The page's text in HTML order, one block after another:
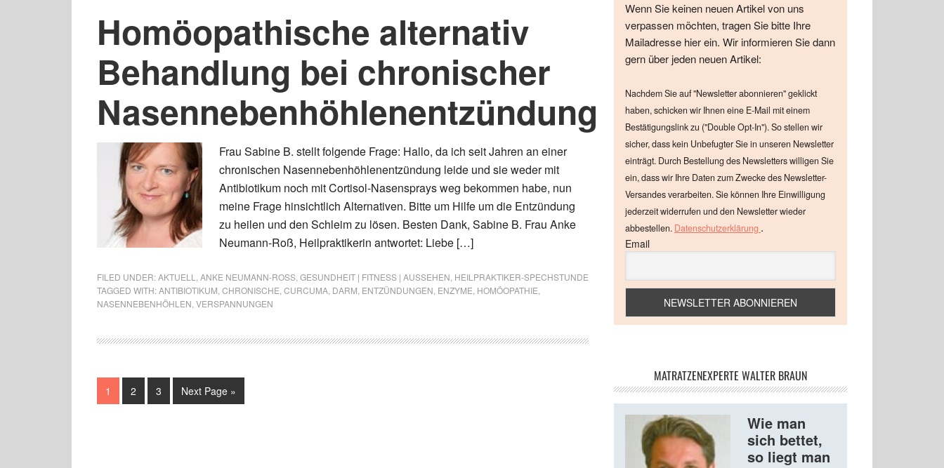
Homöopathische alternativ
Behandlung bei chronischer
Nasennebenhöhlenentzündung
Frau Sabine B. stellt folgende Frage: Hallo, da ich seit Jahren an einer
chronischen Nasennebenhöhlenentzündung leide und sie weder mit
Antibiotikum noch mit Cortisol-Nasensprays weg bekommen habe, nun
meine Frage hinsichtlich Alternativen. Bitte um Hilfe um die Entzündung
zu heilen und den Schleim zu lösen. Besten Dank, Sabine B. Frau Anke
Neumann-Roß, Heilpraktikerin antwortet: Liebe […]
FILED UNDER:AKTUELL ANKE NEUMANN-ROSS GESUNDHEIT | FITNESS | AUSSEHEN HEILPRAKTIKER-SPECHSTUNDE
TAGGED WITH:ANTIBIOTIKUM CHRONISCHE CURCUMA DARM ENTZÜNDUNGEN ENZYME HOMÖOPATHIE
NASENNEBENHÖHLEN VERSPANNUNGEN
1 2 3 Next Page »
Wenn Sie keinen neuen Artikel von uns
verpassen möchten, tragen Sie bitte Ihre
Mailadresse hier ein. Wir informieren Sie dann
gern über jeden neuen Artikel:
Nachdem Sie auf "Newsletter abonnieren" geklickt
haben, schicken wir Ihnen eine E-Mail mit einem
Bestätigungslink zu ("Double Opt-In"). So stellen wir
sicher, dass kein Unbefugter Sie in unseren Newsletter
einträgt. Durch Bestellung des Newsletters willigen Sie
ein, dass wir Ihre Daten zum Zwecke des Newsletter-
Versandes verarbeiten. Sie können Ihre Einwilligung
jederzeit widerrufen und den Newsletter wieder
abbestellen. Datenschutzerklärung .
Email
MATRATZENEXPERTE WALTER BRAUN
Wie man
sich bettet,
so liegt man